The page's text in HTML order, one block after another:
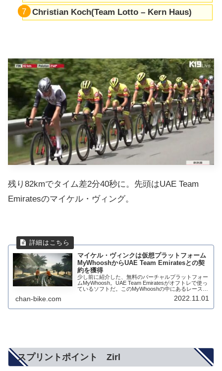
Christian Koch(Team Lotto – Kern Haus)
残り82kmでタイム差2分40秒に。先頭はUAE Team
Emiratesのマイケル・ヴィング。
マイケル・ヴィンクは仮想プラットフォーム
MyWhooshからUAE Team Emiratesとの契
約を獲得
少し前に紹介した、無料のバーチャルプラットフォー
ムMyWhoosh。UAE Team Emiratesがオフトレで使っ
ているソフトだ。このMyWhooshの中にあるレースで
注目を集めたマイケル・ヴィング(Michael Vink)が
chan-bike.com 2022.11.01
スプリントポイント Zirl